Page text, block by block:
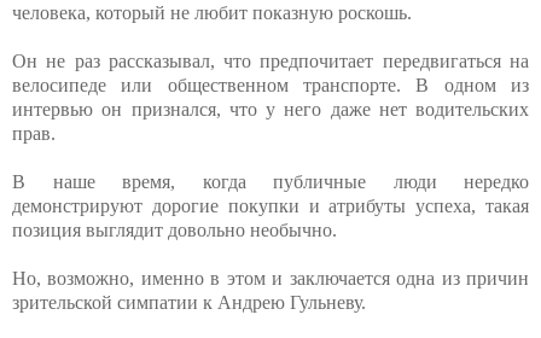
человека, который не любит показную роскошь.
Он не раз рассказывал, что предпочитает передвигаться на
велосипеде или общественном транспорте. В одном из
интервью он признался, что у него даже нет водительских
прав.
В наше время, когда публичные люди нередко
демонстрируют дорогие покупки и атрибуты успеха, такая
позиция выглядит довольно необычно.
Но, возможно, именно в этом и заключается одна из причин
зрительской симпатии к Андрею Гульневу.